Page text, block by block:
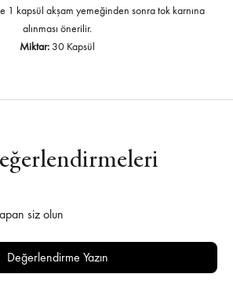
1 kapsül akşam yemeğinden sonra tok karnına
alınması önerilir.
Miktar: 30 Kapsül
siz olun
Değerlendirme Yazın